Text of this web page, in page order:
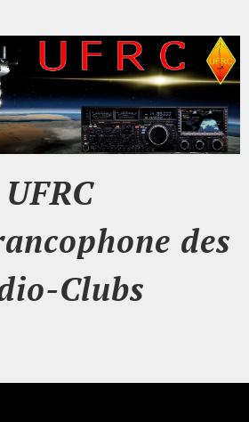
UFRC
des
Clubs